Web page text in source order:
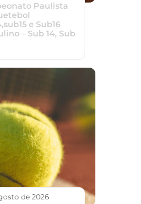
Paulista
e Sub16
– Sub 14, Sub
de 2026